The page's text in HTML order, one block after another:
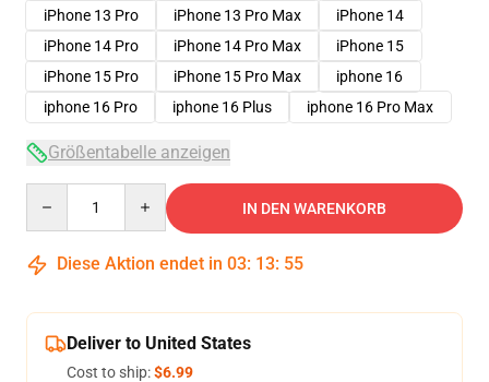
iPhone 13 Pro
iPhone 13 Pro Max
iPhone 14
iPhone 14 Pro
iPhone 14 Pro Max
iPhone 15
iPhone 15 Pro
iPhone 15 Pro Max
iphone 16
iphone 16 Pro
iphone 16 Plus iphone 16 Pro Max
Größentabelle anzeigen
IN DEN WARENKORB
Diese Aktion endet in 03: 13: 54
Deliver to United States
Cost to ship:$6.99